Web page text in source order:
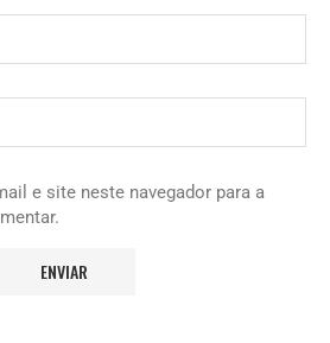
e site neste navegador para a